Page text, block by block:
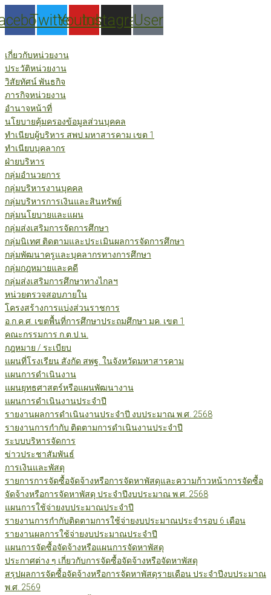
to
content
TwitterYoutube
Instagram
User
เกี่ยวกับหน่วยงาน
ประวัติหน่วยงาน
วิสัยทัศน์ พันธกิจ
ภารกิจหน่วยงาน
อำนาจหน้าที่
นโยบายคุ้มครองข้อมูลส่วนบุคคล
ทำเนียบผู้บริหาร สพป.มหาสารคาม เขต 1
ทำเนียบบุคลากร
ฝ่ายบริหาร
กลุ่มอำนวยการ
กลุ่มบริหารงานบุคคล
กลุ่มบริหารการเงินและสินทรัพย์
กลุ่มนโยบายและแผน
กลุ่มส่งเสริมการจัดการศึกษา
กลุ่มนิเทศ ติดตามและประเมินผลการจัดการศึกษา
กลุ่มพัฒนาครูและบุคลากรทางการศึกษา
กลุ่มกฎหมายและคดี
กลุ่มส่งเสริมการศึกษาทางไกลฯ
หน่วยตรวจสอบภายใน
โครงสร้างการแบ่งส่วนราชการ
อ.ก.ค.ศ. เขตพื้นที่การศึกษาประถมศึกษา มค. เขต 1
คณะกรรมการ ก.ต.ป.น.
กฎหมาย / ระเบียบ
แผนที่โรงเรียน สังกัด สพฐ. ในจังหวัดมหาสารคาม
แผนการดำเนินงาน
แผนยุทธศาสตร์หรือแผนพัฒนางาน
แผนการดำเนินงานประจำปี
รายงานผลการดำเนินงานประจำปี งบประมาณ พ.ศ. 2568
รายงานการกำกับ ติดตามการดำเนินงานประจำปี
ระบบบริหารจัดการ
ข่าวประชาสัมพันธ์
การเงินและพัสดุ
รายการการจัดซื้อจัดจ้างหรือการจัดหาพัสดุและความก้าวหน้าการจัดซื้อ
จัดจ้างหรือการจัดหาพัสดุ ประจำปีงบประมาณ พ.ศ. 2568
แผนการใช้จ่ายงบประมาณประจำปี
รายงานการกำกับติดตามการใช้จ่ายงบประมาณประจำรอบ 6 เดือน
รายงานผลการใช้จ่ายงบประมาณประจำปี
แผนการจัดซื้อจัดจ้างหรือแผนการจัดหาพัสดุ
ประกาศต่าง ๆ เกี่ยวกับการจัดซื้อจัดจ้างหรือจัดหาพัสดุ
สรุปผลการจัดซื้อจัดจ้างหรือการจัดหาพัสดุรายเดือน ประจำปีงบประมาณ
พ.ศ. 2569